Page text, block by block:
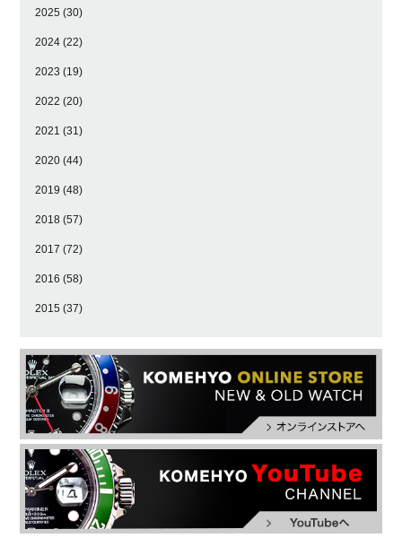
2025 (30)
2024 (22)
2023 (19)
2022 (20)
2021 (31)
2020 (44)
2019 (48)
2018 (57)
2017 (72)
2016 (58)
2015 (37)